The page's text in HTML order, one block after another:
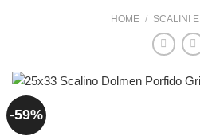
HOME / SCALINI
-59%